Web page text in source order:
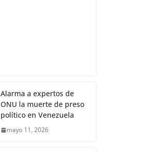
Alarma a expertos de
ONU la muerte de preso
político en Venezuela
mayo 11, 2026